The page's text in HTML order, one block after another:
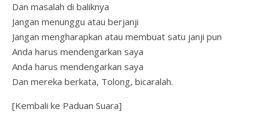
Dan masalah di baliknya
Jangan menunggu atau berjanji
Jangan mengharapkan atau membuat satu janji pun
Anda harus mendengarkan saya
Anda harus mendengarkan saya
Dan mereka berkata, Tolong, bicaralah.
[Kembali ke Paduan Suara]